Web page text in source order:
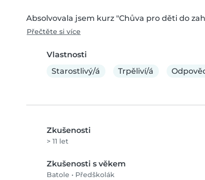
Absolvovala jsem kurz "Chůva pro děti do
Přečtěte si více
Vlastnosti
Starostlivý/á
Trpěliví/á
Zkušenosti
> 11 let
Zkušenosti s věkem
Batole • Předškolák